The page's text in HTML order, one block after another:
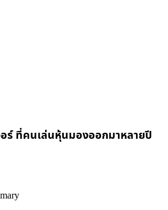
ร์ ที่คนเล่นหุ้นมองออกมาหลายปี